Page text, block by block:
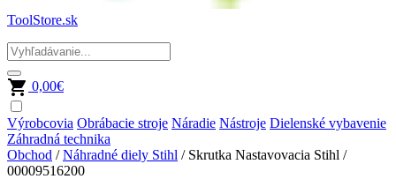
ToolStore.sk
0,00€
Výrobcovia Obrábacie stroje Náradie Nástroje Dielenské vybavenie
Záhradná technika
Obchod /Náhradné diely Stihl / Skrutka Nastavovacia Stihl /
00009516200